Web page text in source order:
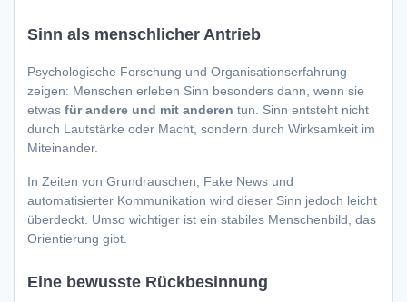
Sinn als menschlicher Antrieb
Psychologische Forschung und Organisationserfahrung
zeigen: Menschen erleben Sinn besonders dann, wenn sie
etwas für andere und mit anderen tun. Sinn entsteht nicht
durch Lautstärke oder Macht, sondern durch Wirksamkeit im
Miteinander.
In Zeiten von Grundrauschen, Fake News und
automatisierter Kommunikation wird dieser Sinn jedoch leicht
überdeckt. Umso wichtiger ist ein stabiles Menschenbild, das
Orientierung gibt.
Eine bewusste Rückbesinnung